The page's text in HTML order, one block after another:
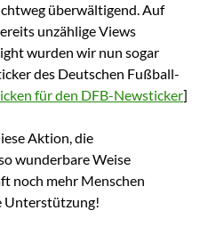
überwältigend. Auf
unzählige Views
wurden wir nun sogar
des Deutschen Fußball-
für den DFB-Newsticker]
Aktion, die
wunderbare Weise
noch mehr Menschen
Unterstützung!